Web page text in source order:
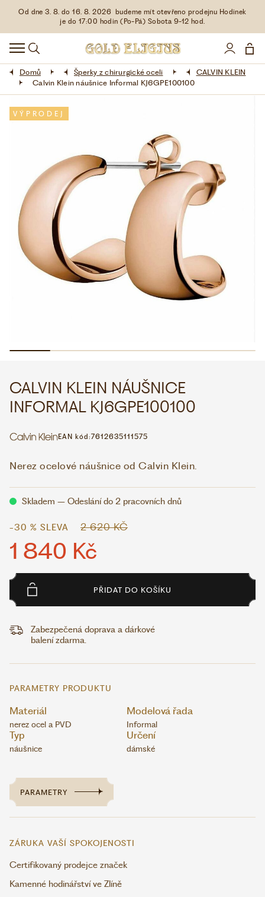
Od dne 3. 8. do 16. 8. 2026 budeme mít otevřeno prodejnu Hodinek
je do 17:00 hodin (Po-Pá) Sobota 9-12 hod.
HODINKY
DOPLŇKY
ŠPERKY
AKCE
LÁSKA ❤
VŠE O NÁKUPU
KONTAKT
VIBER
Domů Šperky z chirurgické oceli
CALVIN KLEIN
Calvin Klein náušnice Informal KJ6GPE100100
VÝPRODEJ
CALVIN KLEIN NÁUŠNICE
INFORMAL KJ6GPE100100
EAN kód:7612635111575
Nerez ocelové náušnice od Calvin Klein.
Skladem – Odeslání do 2 pracovních dnů
-30 % SLEVA 2 620 KČ
1 840 Kč
PŘIDAT DO KOŠÍKU
Zabezpečená doprava a dárkové
balení zdarma.
PARAMETRY PRODUKTU
Materiál
nerez ocel a PVD
Modelová řada
Informal
Typ
náušnice
Určení
dámské
PARAMETRY
ZÁRUKA VAŠÍ SPOKOJENOSTI
Certifikovaný prodejce značek
Kamenné hodinářství ve Zlíně